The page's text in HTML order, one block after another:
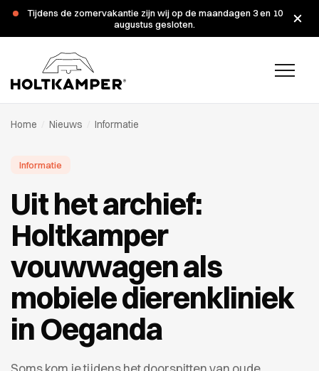
Tijdens de zomervakantie zijn wij op de maandagen 3 en 10
augustus gesloten.
Home Nieuws Informatie
Informatie
Uit het archief:
Holtkamper
vouwwagen als
mobiele dierenkliniek
in Oeganda